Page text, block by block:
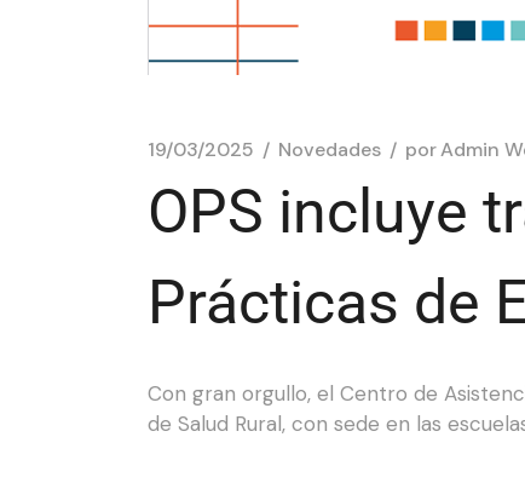
19/03/2025 Novedades porAdmin
OPS incluye
Prácticas de
Con gran orgullo, el Centro de
de Salud Rural, con sede en las